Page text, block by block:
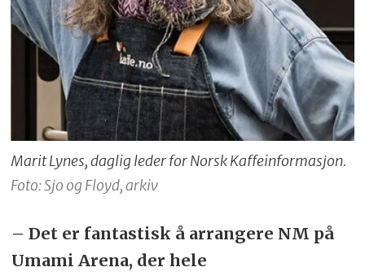
Marit Lynes, daglig leder for Norsk Kaffeinformasjon.
Foto: Sjo og Floyd, arkiv
– Det er fantastisk å arrangere NM på
Umami Arena, der hele